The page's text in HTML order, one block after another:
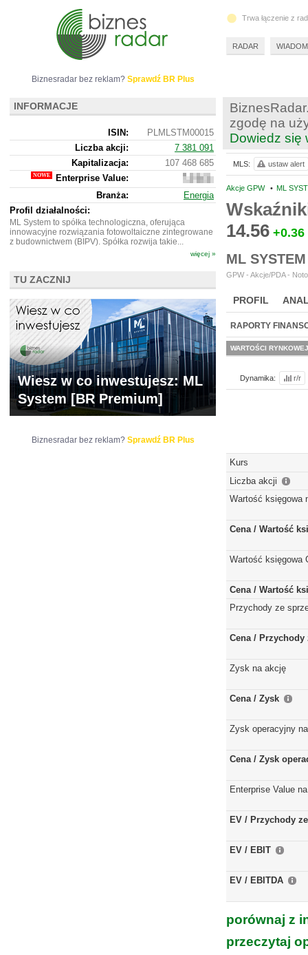
zgodę na
Dowiedz się
Akcje GPW • ML
14.56 +0.36
ML
GPW - Akcje/PDA -
PROFIL
BR LAB
RAPORTY
WARTOŚCI RYNKOWEJ
Dynamika: r/r
Kurs
Liczba akcji
Wartość księgowa
Cena / Wartość
Wartość księgowa
Cena / Wartość
Przychody ze
Cena / Przychody
Zysk na akcję
Cena / Zysk
Zysk operacyjny
Cena / Zysk
Enterprise Value
EV / Przychody
EV / EBIT
EV / EBITDA
porównaj z
przeczytaj
MLS: ustaw alert
Biznesradar bez reklam? Sprawdź BR Plus
INFORMACJE
ISIN:
PLMLSTM00015
Liczba akcji:
7 381 091
Kapitalizacja:
107 468 685
Enterprise Value:
265
438
685
Branża:
Energia
Profil działalności:
ML System to spółka technologiczna, oferująca
innowacyjne rozwiązania fotowoltaiczne zintegrowane
z budownictwem (BIPV). Spółka rozwija takie...
więcej »
TU ZACZNIJ
Wiesz w co inwestujesz: ML
System [BR Premium]
Biznesradar bez reklam? Sprawdź BR Plus
Trwa łączenie z
RADAR